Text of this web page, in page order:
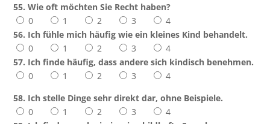
55. Wie oft möchten Sie Recht haben?
0
1 2 3
4
56. Ich fühle mich häufig wie ein kleines Kind behandelt.
0
1 2 3
4
57. Ich finde häufig, dass andere sich kindisch benehmen.
0
1 2 3
4
58. Ich stelle Dinge sehr direkt dar, ohne Beispiele.
0
1 2 3
4